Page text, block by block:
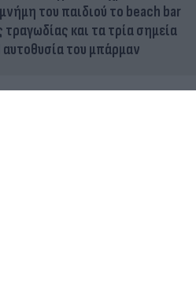
του παιδιού το beach bar
και τα τρία σημεία
του μπάρμαν